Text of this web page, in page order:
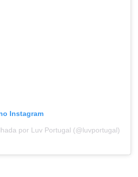
Instagram
por Luv Portugal (@luvportugal)